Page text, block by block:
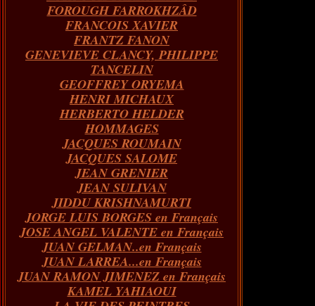
FOROUGH FARROKHZÂD
FRANCOIS XAVIER
FRANTZ FANON
GENEVIEVE CLANCY, PHILIPPE
TANCELIN
GEOFFREY ORYEMA
HENRI MICHAUX
HERBERTO HELDER
HOMMAGES
JACQUES ROUMAIN
JACQUES SALOME
JEAN GRENIER
JEAN SULIVAN
JIDDU KRISHNAMURTI
JORGE LUIS BORGES en Français
JOSE ANGEL VALENTE en Français
JUAN GELMAN..en Français
JUAN LARREA...en Français
JUAN RAMON JIMENEZ en Français
KAMEL YAHIAOUI